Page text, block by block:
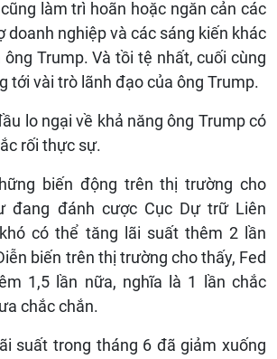
làm trì hoãn hoặc ngăn cản các
doanh nghiệp và các sáng kiến khác
Trump. Và tồi tệ nhất, cuối cùng
tới vài trò lãnh đạo của ông Trump.
lo ngại về khả năng ông Trump có
rối thực sự.
biến động trên thị trường cho
đang đánh cược Cục Dự trữ Liên
có thể tăng lãi suất thêm 2 lần
biến trên thị trường cho thấy, Fed
1,5 lần nữa, nghĩa là 1 lần chắc
chắc chắn.
suất trong tháng 6 đã giảm xuống